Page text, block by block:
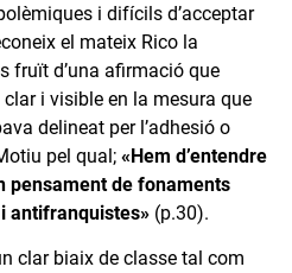
i difícils d’acceptar
el mateix Rico la
fruït d’una afirmació que
i visible en la mesura que
delineat per l’adhesió o
pel qual; «Hem d’entendre
pensament de fonaments
antifranquistes» (p.30).
clar biaix de classe tal com